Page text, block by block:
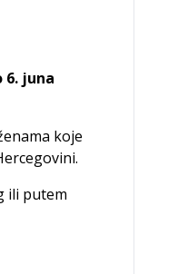
6. juna
koje
ili putem